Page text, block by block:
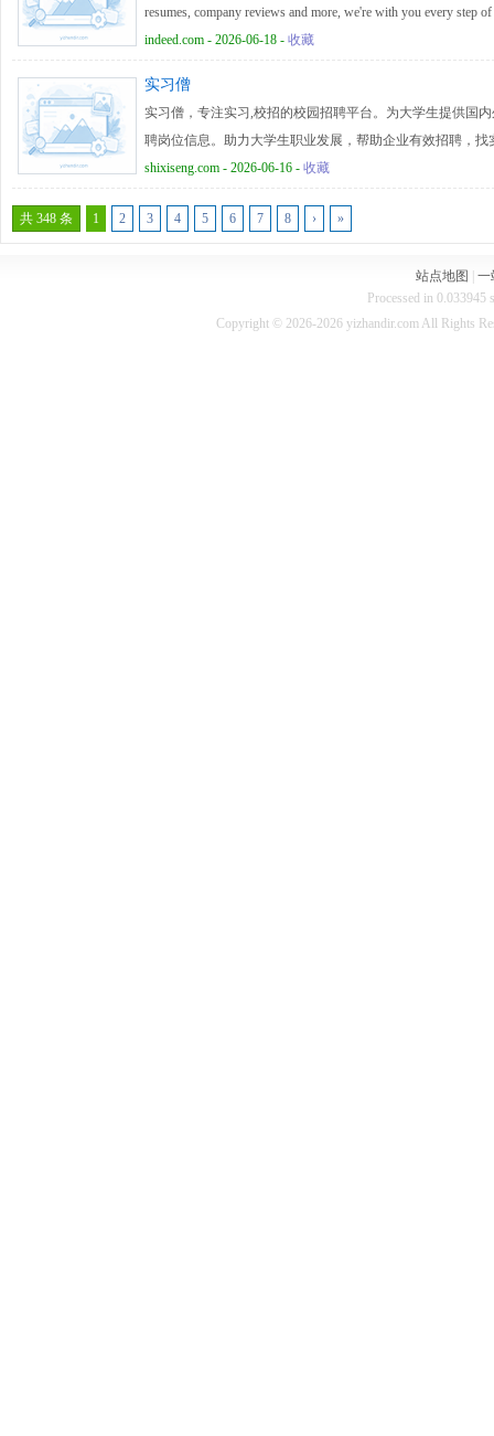
resumes, company reviews and more, we're with you every step
indeed.com - 2026-06-18 - 收藏
实习僧
实习僧，专注实习,校招的校园招聘平台。为大学生提供国
聘岗位信息。助力大学生职业发展，帮助企业有效招聘，找
shixiseng.com - 2026-06-16 - 收藏
共 348 条 1 2 3 4 5 6 7 8 › »
站点地图
一
Processed in 0.033945
Copyright © 2026-2026 yizhandir.com All Rights